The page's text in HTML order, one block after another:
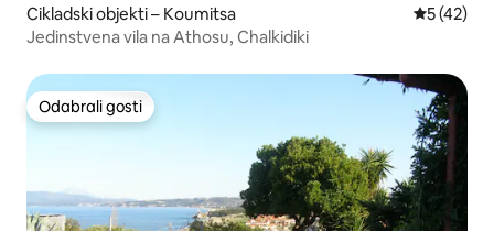
Cikladski objekti – Koumitsa Prosječna
5 (42)
Jedinstvena vila na Athosu, Chalkidiki
Odabrali gosti
Odabrali gosti